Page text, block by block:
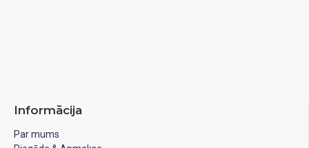
Informācija
Par mums